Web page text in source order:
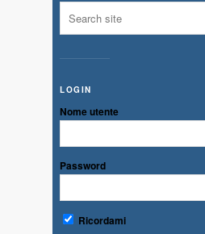
LOGIN
Nome utente
Password
Ricordami